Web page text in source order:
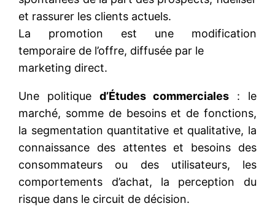
et rassurer les clients actuels.
La promotion est une modification
temporaire de l’offre, diffusée par le
marketing direct.
Une politique d’Études commerciales : le
marché, somme de besoins et de fonctions,
la segmentation quantitative et qualitative, la
connaissance des attentes et besoins des
consommateurs ou des utilisateurs, les
comportements d’achat, la perception du
risque dans le circuit de décision.